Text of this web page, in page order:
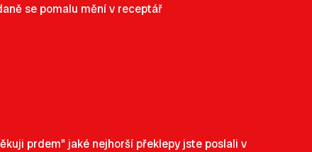
se pomalu mění v receptář
prdem" jaké nejhorší překlepy jste poslali v